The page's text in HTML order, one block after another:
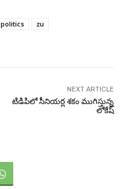
politics
zu
NEXT ARTICLE
టిడిపిలో సీనియర్ల శకం ముగిస్తున్న
లోకేష్